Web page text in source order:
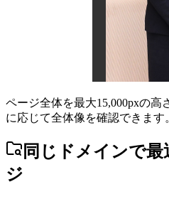
ページ全体を最大15,000pxの
に応じて全体像を確認できます
同じドメインで
ジ